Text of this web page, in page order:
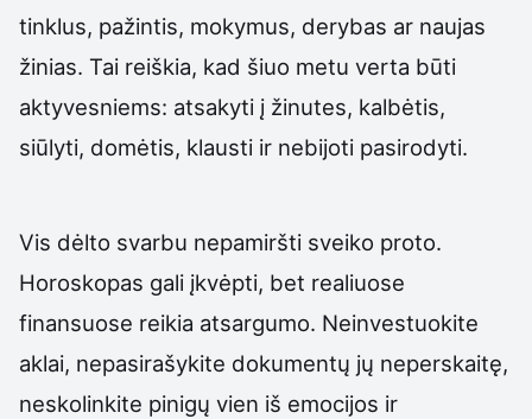
tinklus, pažintis, mokymus, derybas ar naujas
žinias. Tai reiškia, kad šiuo metu verta būti
aktyvesniems: atsakyti į žinutes, kalbėtis,
siūlyti, domėtis, klausti ir nebijoti pasirodyti.
Vis dėlto svarbu nepamiršti sveiko proto.
Horoskopas gali įkvėpti, bet realiuose
finansuose reikia atsargumo. Neinvestuokite
aklai, nepasirašykite dokumentų jų neperskaitę,
neskolinkite pinigų vien iš emocijos ir